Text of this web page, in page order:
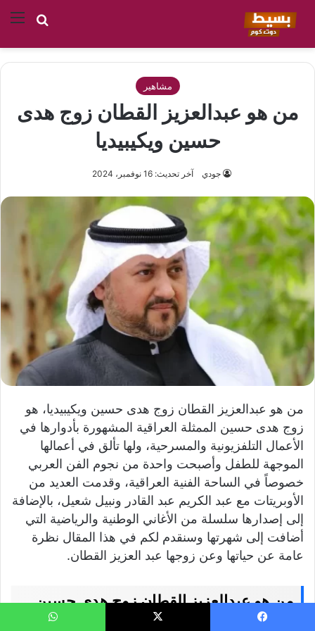
بحث
مشاهير
من هو عبدالعزيز القطان زوج هدى
حسين ويكيبيديا
جودي آخر تحديث: 16 نوفمبر، 2024
من هو عبدالعزيز القطان زوج هدى حسين ويكيبيديا، هو
زوج هدى حسين الممثلة العراقية المشهورة بأدوارها في
الأعمال التلفزيونية والمسرحية، ولها تألق في أعمالها
الموجهة للطفل وأصبحت واحدة من نجوم الفن العربي
خصوصاً في الساحة الفنية العراقية، وقدمت العديد من
الأوبريتات مع عبد الكريم عبد القادر ونبيل شعيل، بالإضافة
إلى إصدارها سلسلة من الأغاني الوطنية والرياضية التي
أضافت إلى شهرتها وسنقدم لكم في هذا المقال نظرة
عامة عن حياتها وعن زوجها عبد العزيز القطان.
من هو عبدالعزيز القطان زوج هدى حسين
ويكيبيديا